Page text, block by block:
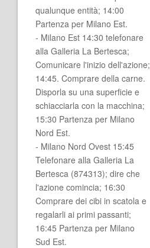
qualunque entità; 14:00
Partenza per Milano Est.
- Milano Est 14:30 telefonare
alla Galleria La Bertesca;
Comunicare l'inizio dell'azione;
14:45. Comprare della carne.
Disporla su una superficie e
schiacciarla con la macchina;
15:30 Partenza per Milano
Nord Est.
- Milano Nord Ovest 15:45
Telefonare alla Galleria La
Bertesca (874313); dire che
l'azione comincia; 16:30
Comprare dei cibi in scatola e
regalarli ai primi passanti;
16:45 Partenza per Milano
Sud Est.